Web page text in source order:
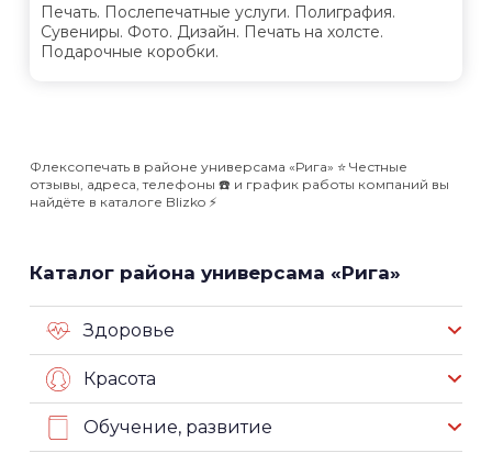
Печать. Послепечатные услуги. Полиграфия.
Сувениры. Фото. Дизайн. Печать на холсте.
Подарочные коробки.
Флексопечать в районе универсама «Рига» ⭐️ Честные
отзывы, адреса, телефоны ☎️ и график работы компаний вы
найдёте в каталоге Blizko ⚡️
Каталог района универсама «Рига»
Здоровье
Красота
Обучение, развитие